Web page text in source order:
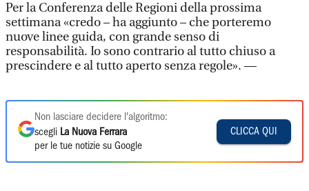
Per la Conferenza delle Regioni della prossima
settimana «credo – ha aggiunto – che porteremo
nuove linee guida, con grande senso di
responsabilità. Io sono contrario al tutto chiuso a
prescindere e al tutto aperto senza regole». —
Non lasciare decidere l'algoritmo:
scegli La Nuova Ferrara
per le tue notizie su Google
CLICCA QUI